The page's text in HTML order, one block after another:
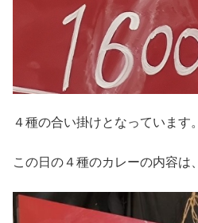
４種の合い掛けとなっています。
この日の４種のカレーの内容は、